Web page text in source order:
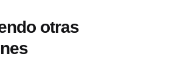
otras